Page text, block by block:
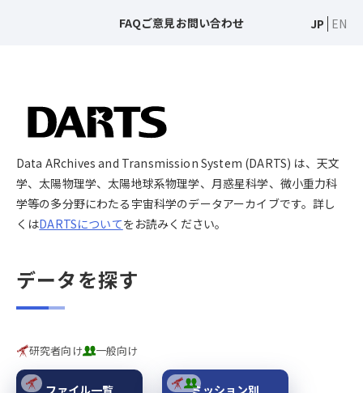
FAQご意見お問い合わせ JP EN
Data ARchives and Transmission System (DARTS) は、天文
学、太陽物理学、太陽地球系物理学、月惑星科学、微小重力科
学等の多分野にわたる宇宙科学のデータアーカイブです。詳し
くはDARTSについてをお読みください。
データを探す
研究者向け 一般向け
ファイル一覧 ミッション別